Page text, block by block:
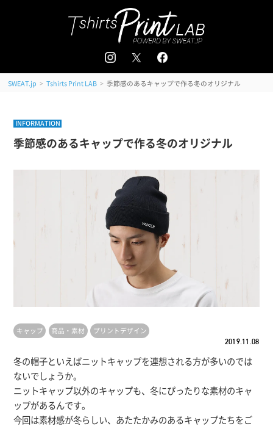
追加注文はこちら
会員登録 / ログイン
SWEAT.jp > Tshirts Print LAB > 季節感のあるキャップで作る冬のオリジナル
INFORMATION
季節感のあるキャップで作る冬のオリジナル
キャップ 商品・素材 プリントデザイン
2019.11.08
冬の帽子といえばニットキャップを連想される方が多いのでは
ないでしょうか。
ニットキャップ以外のキャップも、冬にぴったりな素材のキャ
ップがあるんです。
今回は素材感が冬らしい、あたたかみのあるキャップたちをご